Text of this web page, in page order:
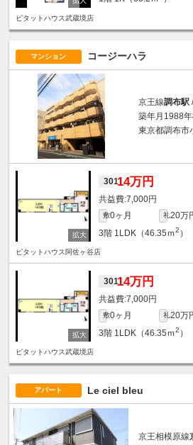
ピタットハウス武蔵境店
マンション コージーハラ
京王線調布駅
築年月1988
東京都調布市
30114万円
7,000円
敷0ヶ月 礼20万
3階 1LDK（46.35ｍ2 ）
ピタットハウス阿佐ヶ谷店
30114万円
7,000円
敷0ヶ月 礼20万
3階 1LDK（46.35ｍ2 ）
ピタットハウス武蔵境店
アパート Le ciel bleu
京王相模原線